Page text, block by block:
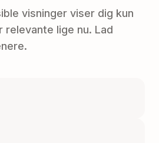
visninger viser dig kun
relevante lige nu. Lad